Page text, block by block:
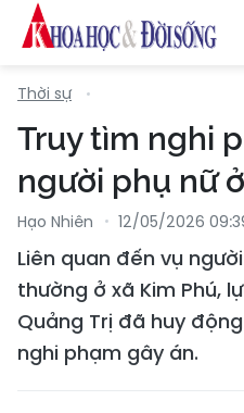
Thời sự
Truy tìm nghi
người phụ nữ
Hạo Nhiên 12/05/2026
Liên quan đến vụ
thường ở xã Kim Phú,
Quảng Trị đã huy
nghi phạm gây án.